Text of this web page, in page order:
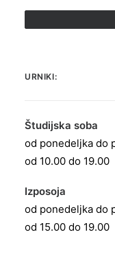
URNIKI:
Študijska soba
od ponedeljka do
od 10.00 do 19.00
Izposoja
od ponedeljka do
od 15.00 do 19.00